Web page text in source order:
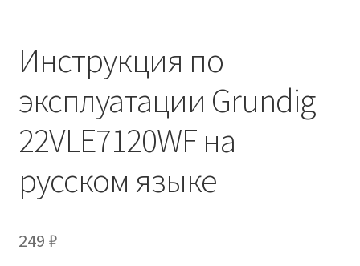
Инструкция по
эксплуатации Grundig
22VLE7120WF на
русском языке
249 ₽